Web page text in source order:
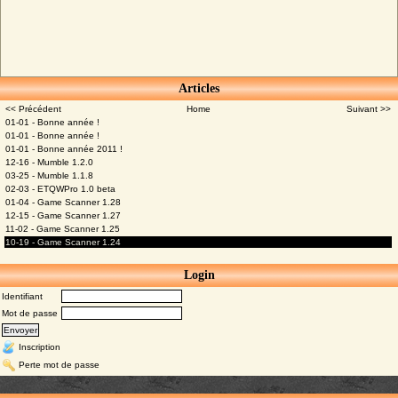
Articles
<< Précédent Home
Suivant >>
01-01 - Bonne année !
01-01 - Bonne année !
01-01 - Bonne année 2011 !
12-16 - Mumble 1.2.0
03-25 - Mumble 1.1.8
02-03 - ETQWPro 1.0 beta
01-04 - Game Scanner 1.28
12-15 - Game Scanner 1.27
11-02 - Game Scanner 1.25
10-19 - Game Scanner 1.24
Login
Identifiant
Mot de passe
Inscription
Perte mot de passe